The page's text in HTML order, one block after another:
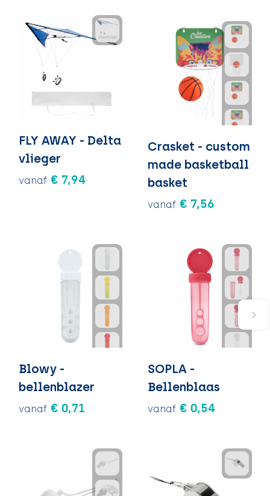
FLY AWAY - Delta
vlieger
vanaf € 7,94
Crasket - custom
made basketball
basket
vanaf € 7,56
Blowy -
bellenblazer
vanaf € 0,71
SOPLA -
Bellenblaas
vanaf € 0,54